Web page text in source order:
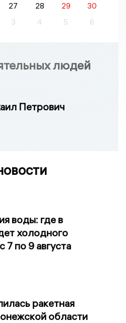
27 28 29
30
3 4 5 6
людей
Петрович
воды: где в
холодного
7 по 9 августа
ракетная
области